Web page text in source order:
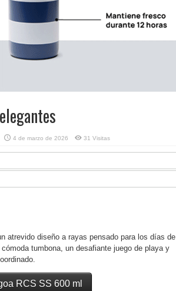
4 de marzo de 2026 31 Visitas
atrevido diseño a rayas pensado para los días de
tumbona, un desafiante juego de playa y
RCS SS 600 ml